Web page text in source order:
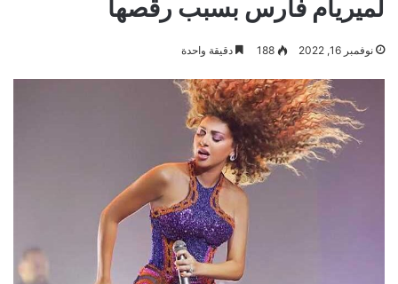
لميريام فارس بسبب رقصها
نوفمبر 16, 2022 188 دقيقة واحدة